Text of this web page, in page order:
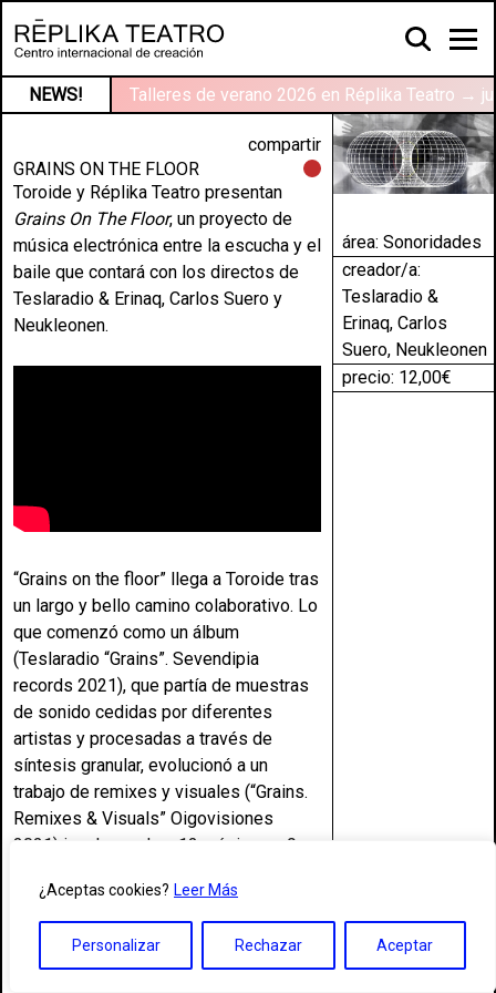
¿Aceptas cookies? Leer Más
Personalizar Rechazar Aceptar
NEWS! Talleres de verano 2026 en Réplika Teatro →
compartir
GRAINS ON THE FLOOR
Toroide y Réplika Teatro presentan
Grains On The Floor, un proyecto de
música electrónica entre la escucha y el
baile que contará con los directos de
Teslaradio & Erinaq, Carlos Suero y
Neukleonen.
“Grains on the floor” llega a Toroide tras
un largo y bello camino colaborativo. Lo
que comenzó como un álbum
(Teslaradio “Grains”. Sevendipia
records 2021), que partía de muestras
de sonido cedidas por diferentes
artistas y procesadas a través de
síntesis granular, evolucionó a un
trabajo de remixes y visuales (“Grains.
Remixes & Visuals” Oigovisiones
2021) involucrando a 12 músicos y 9
nacional, muchos con carreras artísticas
paralelas y valores comunes durante
muchos años.
área:Sonoridades
creador/a:
Teslaradio &
Erinaq, Carlos
Suero, Neukleonen
precio: 12,00€